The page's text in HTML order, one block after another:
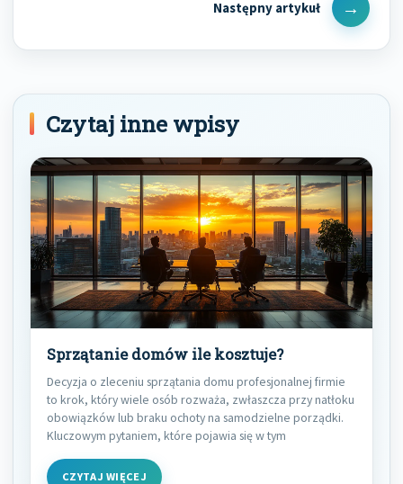
Next
Post
Czytaj inne wpisy
Sprzątanie domów ile kosztuje?
Decyzja o zleceniu sprzątania domu profesjonalnej firmie
to krok, który wiele osób rozważa, zwłaszcza przy natłoku
obowiązków lub braku ochoty na samodzielne porządki.
Kluczowym pytaniem, które pojawia się w tym
CZYTAJ WIĘCEJ